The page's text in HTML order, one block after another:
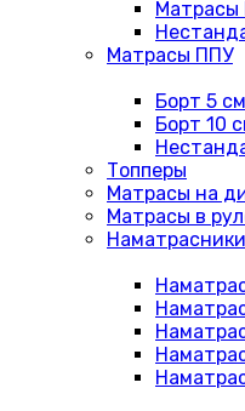
Матрасы
Матрасы ППУ
Борт 5 см
Борт 10
Топперы
Матрасы на
Матрасы в
Наматрасники